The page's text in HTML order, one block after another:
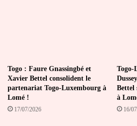
Togo : Faure Gnassingbé et
Xavier Bettel consolident le
partenariat Togo-Luxembourg à
Lomé !
17/07/2026
Togo-
Bettel
à
16/